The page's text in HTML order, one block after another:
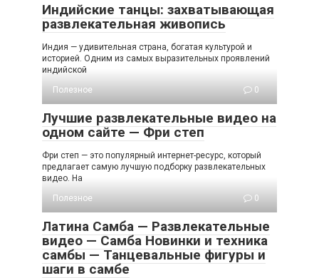
Индийские танцы: захватывающая
развлекательная живопись
Индия — удивительная страна, богатая культурой и
историей. Одним из самых выразительных проявлений
индийской
Полезное
0
Лучшие развлекательные видео на
одном сайте — Фри степ
Фри степ — это популярный интернет-ресурс, который
предлагает самую лучшую подборку развлекательных
видео. На
Полезное
0
Латина Самба — Развлекательные
видео — Самба Новинки и техника
самбы — Танцевальные фигуры и
шаги в самбе